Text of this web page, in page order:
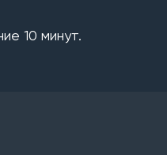
10 минут.